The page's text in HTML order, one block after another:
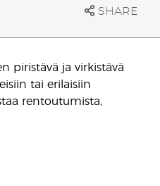
SHARE
piristävä ja virkistävä
tai erilaisiin
rentoutumista,